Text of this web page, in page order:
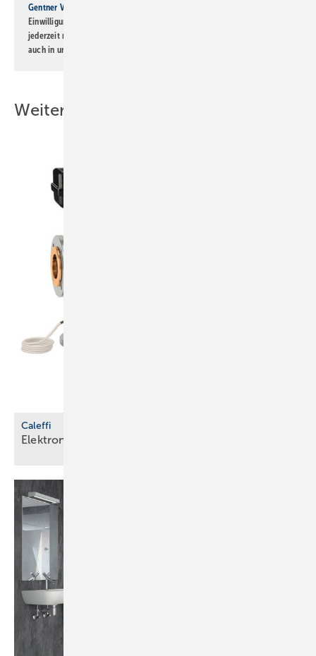
Gentner Verlag GmbH & Co. KG
Einwilligung kann ich jederzeit widerrufen und eine Abmeldung ist
jederzeit möglich. Informationen zum Umgang mit Daten finden Sie
auch in unserer
Weitere Inhalte
Caleffi
Elektronischer Mischer für